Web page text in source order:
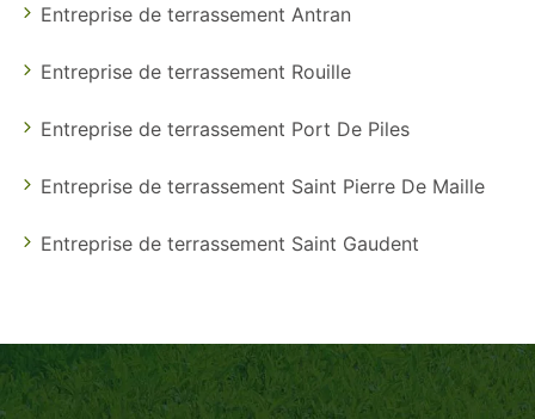
Entreprise de terrassement Antran
Entreprise de terrassement Rouille
Entreprise de terrassement Port De Piles
Entreprise de terrassement Saint Pierre De Maille
Entreprise de terrassement Saint Gaudent